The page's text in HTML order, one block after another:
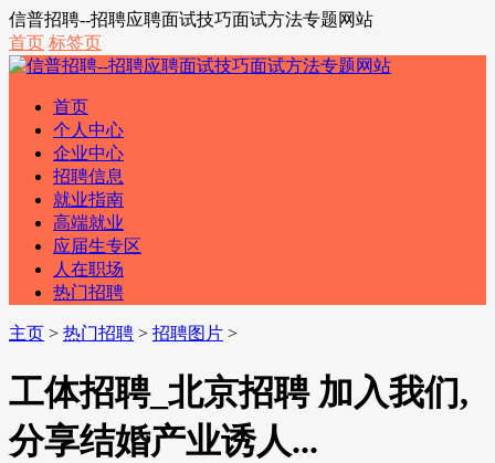
信普招聘--招聘应聘面试技巧面试方法专题网站
首页 标签页
首页
个人中心
企业中心
招聘信息
就业指南
高端就业
应届生专区
人在职场
热门招聘
主页 > 热门招聘 > 招聘图片 >
工体招聘_北京招聘 加入我们,
分享结婚产业诱人...